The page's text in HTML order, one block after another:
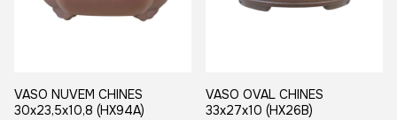
VASO NUVEM CHINES
30x23,5x10,8 (HX94A)
VASO OVAL CHINES
33x27x10 (HX26B)